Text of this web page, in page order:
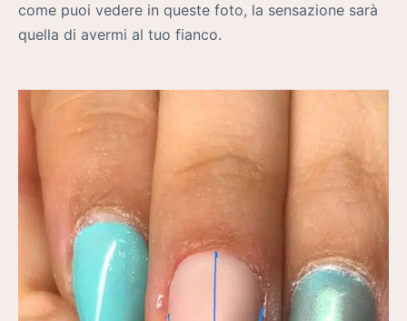
come puoi vedere in queste foto, la sensazione sarà
quella di avermi al tuo fianco.